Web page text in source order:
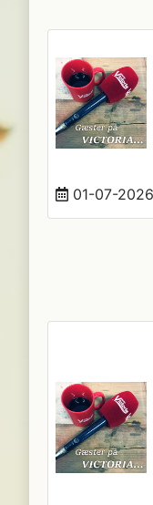
01-07-